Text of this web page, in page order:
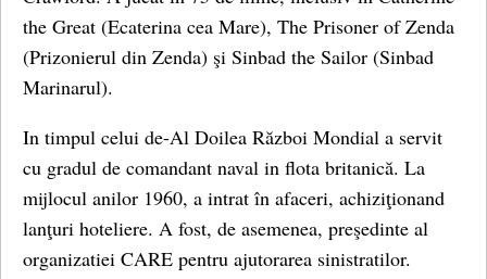
the Great (Ecaterina cea Mare), The Prisoner of Zenda
(Prizonierul din Zenda) şi Sinbad the Sailor (Sinbad
Marinarul).
In timpul celui de-Al Doilea Război Mondial a servit
cu gradul de comandant naval in flota britanică. La
mijlocul anilor 1960, a intrat în afaceri, achiziţionand
lanţuri hoteliere. A fost, de asemenea, preşedinte al
organizatiei CARE pentru ajutorarea sinistratilor.